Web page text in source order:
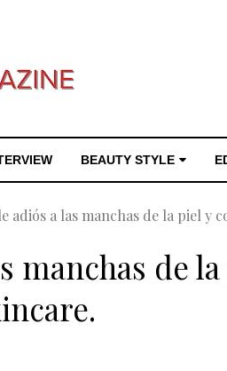
BEAUTY STYLE
adiós a las manchas de la piel
manchas de